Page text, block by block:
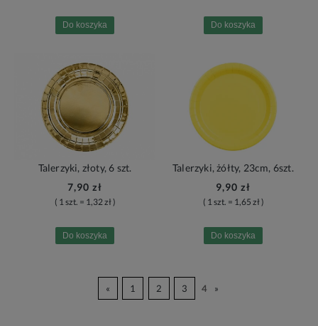
Do koszyka Do koszyka
Talerzyki, złoty, 6 szt.
7,90 zł
( 1 szt. = 1,32 zł )
Do koszyka
Talerzyki, żółty, 23cm, 6szt.
9,90 zł
( 1 szt. = 1,65 zł )
Do koszyka
« 1 2 3 4 »